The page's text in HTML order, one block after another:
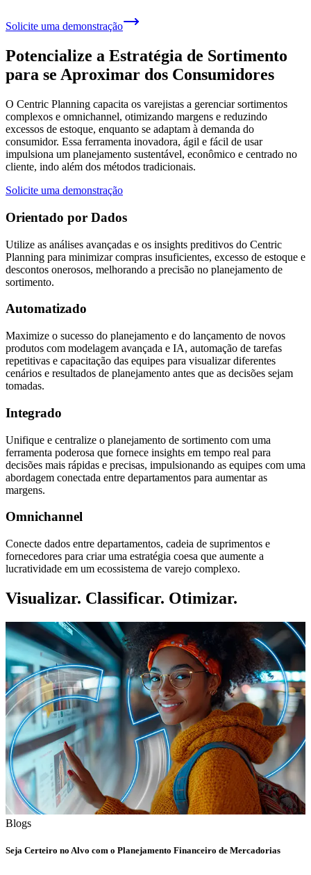
Solicite uma demonstração
Potencialize a Estratégia de Sortimento
para se Aproximar dos Consumidores
O Centric Planning capacita os varejistas a gerenciar sortimentos
complexos e omnichannel, otimizando margens e reduzindo
excessos de estoque, enquanto se adaptam à demanda do
consumidor. Essa ferramenta inovadora, ágil e fácil de usar
impulsiona um planejamento sustentável, econômico e centrado no
cliente, indo além dos métodos tradicionais.
Solicite uma demonstração
Orientado por Dados
Utilize as análises avançadas e os insights preditivos do Centric
Planning para minimizar compras insuficientes, excesso de estoque e
descontos onerosos, melhorando a precisão no planejamento de
sortimento.
Automatizado
Maximize o sucesso do planejamento e do lançamento de novos
produtos com modelagem avançada e IA, automação de tarefas
repetitivas e capacitação das equipes para visualizar diferentes
cenários e resultados de planejamento antes que as decisões sejam
tomadas.
Integrado
Unifique e centralize o planejamento de sortimento com uma
ferramenta poderosa que fornece insights em tempo real para
decisões mais rápidas e precisas, impulsionando as equipes com uma
abordagem conectada entre departamentos para aumentar as
margens.
Omnichannel
Conecte dados entre departamentos, cadeia de suprimentos e
fornecedores para criar uma estratégia coesa que aumente a
lucratividade em um ecossistema de varejo complexo.
Visualizar. Classificar. Otimizar.
Blogs
Seja Certeiro no Alvo com o Planejamento Financeiro de Mercadorias